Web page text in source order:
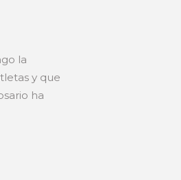
la
y que
ha